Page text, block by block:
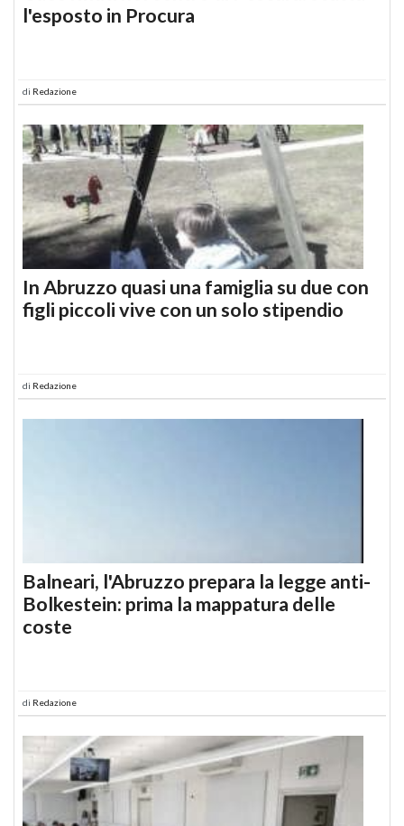
l'esposto in Procura
di Redazione
In Abruzzo quasi una famiglia su due con
figli piccoli vive con un solo stipendio
di Redazione
Balneari, l'Abruzzo prepara la legge anti-
Bolkestein: prima la mappatura delle
coste
di Redazione